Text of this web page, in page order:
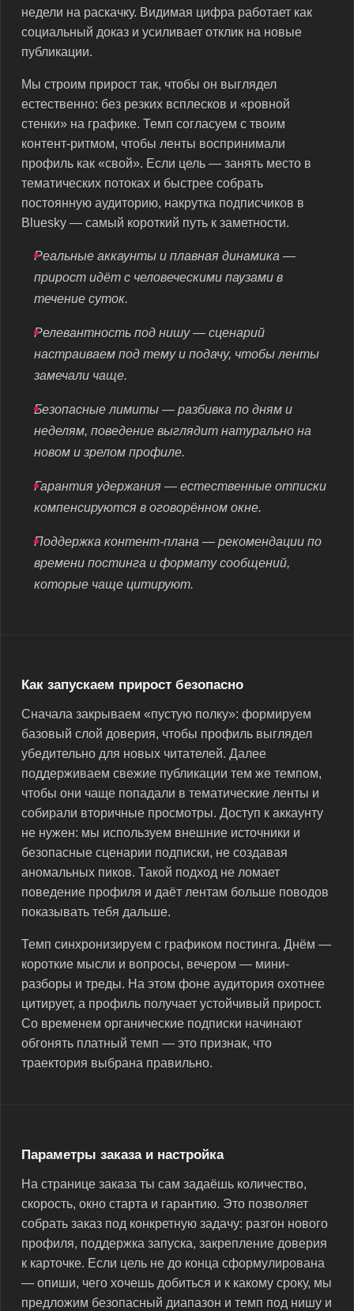
недели на раскачку. Видимая цифра работает как
социальный доказ и усиливает отклик на новые
публикации.
Мы строим прирост так, чтобы он выглядел
естественно: без резких всплесков и «ровной
стенки» на графике. Темп согласуем с твоим
контент-ритмом, чтобы ленты воспринимали
профиль как «свой». Если цель — занять место в
тематических потоках и быстрее собрать
постоянную аудиторию, накрутка подписчиков в
Bluesky — самый короткий путь к заметности.
Реальные аккаунты и плавная динамика —
прирост идёт с человеческими паузами в
течение суток.
Релевантность под нишу — сценарий
настраиваем под тему и подачу, чтобы ленты
замечали чаще.
Безопасные лимиты — разбивка по дням и
неделям, поведение выглядит натурально на
новом и зрелом профиле.
Гарантия удержания — естественные отписки
компенсируются в оговорённом окне.
Поддержка контент-плана — рекомендации по
времени постинга и формату сообщений,
которые чаще цитируют.
Как запускаем прирост безопасно
Сначала закрываем «пустую полку»: формируем
базовый слой доверия, чтобы профиль выглядел
убедительно для новых читателей. Далее
поддерживаем свежие публикации тем же темпом,
чтобы они чаще попадали в тематические ленты и
собирали вторичные просмотры. Доступ к аккаунту
не нужен: мы используем внешние источники и
безопасные сценарии подписки, не создавая
аномальных пиков. Такой подход не ломает
поведение профиля и даёт лентам больше поводов
показывать тебя дальше.
Темп синхронизируем с графиком постинга. Днём —
короткие мысли и вопросы, вечером — мини-
разборы и треды. На этом фоне аудитория охотнее
цитирует, а профиль получает устойчивый прирост.
Со временем органические подписки начинают
обгонять платный темп — это признак, что
траектория выбрана правильно.
Параметры заказа и настройка
На странице заказа ты сам задаёшь количество,
скорость, окно старта и гарантию. Это позволяет
собрать заказ под конкретную задачу: разгон нового
профиля, поддержка запуска, закрепление доверия
к карточке. Если цель не до конца сформулирована
— опиши, чего хочешь добиться и к какому сроку, мы
предложим безопасный диапазон и темп под нишу и